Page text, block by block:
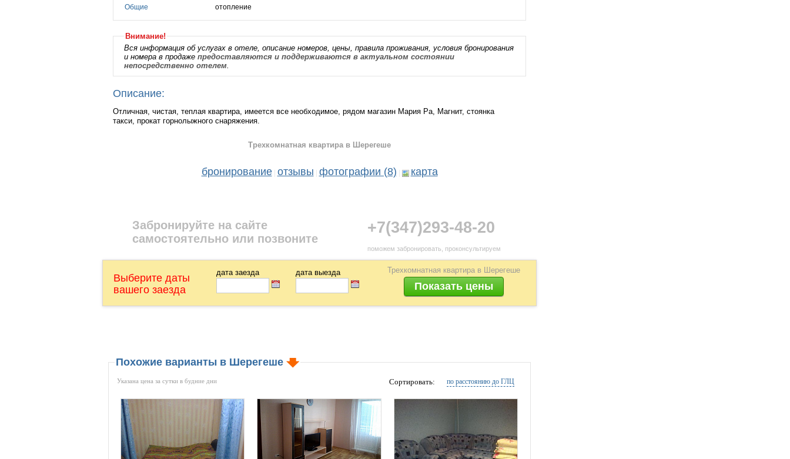
Общие
отопление
Внимание!
Вся информация об услугах в отеле, описание номеров, цены, правила проживания, условия бронирования
и номера в продаже предоставляются и поддерживаются в актуальном состоянии
непосредственно отелем.
Описание:
Отличная, чистая, теплая квартира, имеется все необходимое, рядом магазин Мария Ра, Магнит, стоянка
такси, прокат горнолыжного снаряжения.
Трехкомнатная квартира в Шерегеше
бронирование отзывы фотографии (8) карта
+7(347)293-48-20
поможем забронировать, проконсультируем
Забронируйте на сайте
самостоятельно или позвоните
Выберите даты
вашего заезда
дата заезда дата выезда Трехкомнатная квартира в Шерегеше
Похожие варианты в Шерегеше
по расстоянию до ГЛЦ
Сортировать:
Указана цена за сутки в будние дни